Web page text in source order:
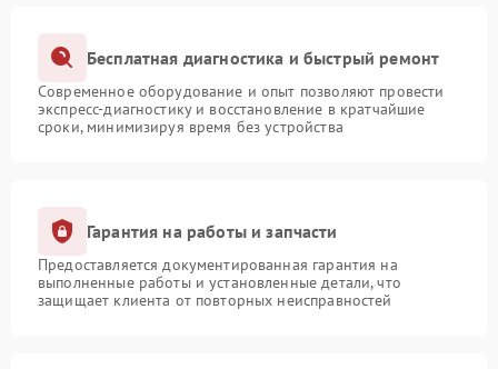
Бесплатная диагностика и быстрый ремонт
Современное оборудование и опыт позволяют провести
экспресс-диагностику и восстановление в кратчайшие
сроки, минимизируя время без устройства
Гарантия на работы и запчасти
Предоставляется документированная гарантия на
выполненные работы и установленные детали, что
защищает клиента от повторных неисправностей